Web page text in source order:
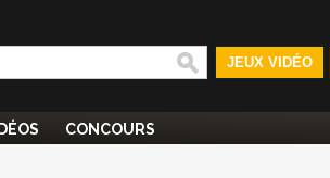
JEUX VIDÉO
CONCOURS